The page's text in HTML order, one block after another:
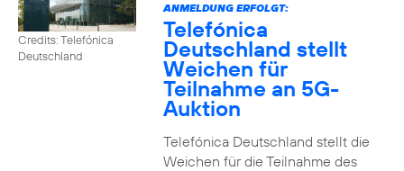
Credits: Telefónica
Deutschland
ANMELDUNG ERFOLGT:
Telefónica
Deutschland stellt
Weichen für
Teilnahme an 5G-
Auktion
Telefónica Deutschland stellt die
Weichen für die Teilnahme des